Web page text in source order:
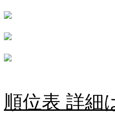
順位表 詳細